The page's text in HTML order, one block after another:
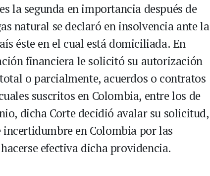
la segunda en importancia después de
natural se declaró en insolvencia ante la
éste en el cual está domiciliada. En
financiera le solicitó su autorización
o parcialmente, acuerdos o contratos
suscritos en Colombia, entre los de
dicha Corte decidió avalar su solicitud,
en Colombia por las
efectiva dicha providencia.